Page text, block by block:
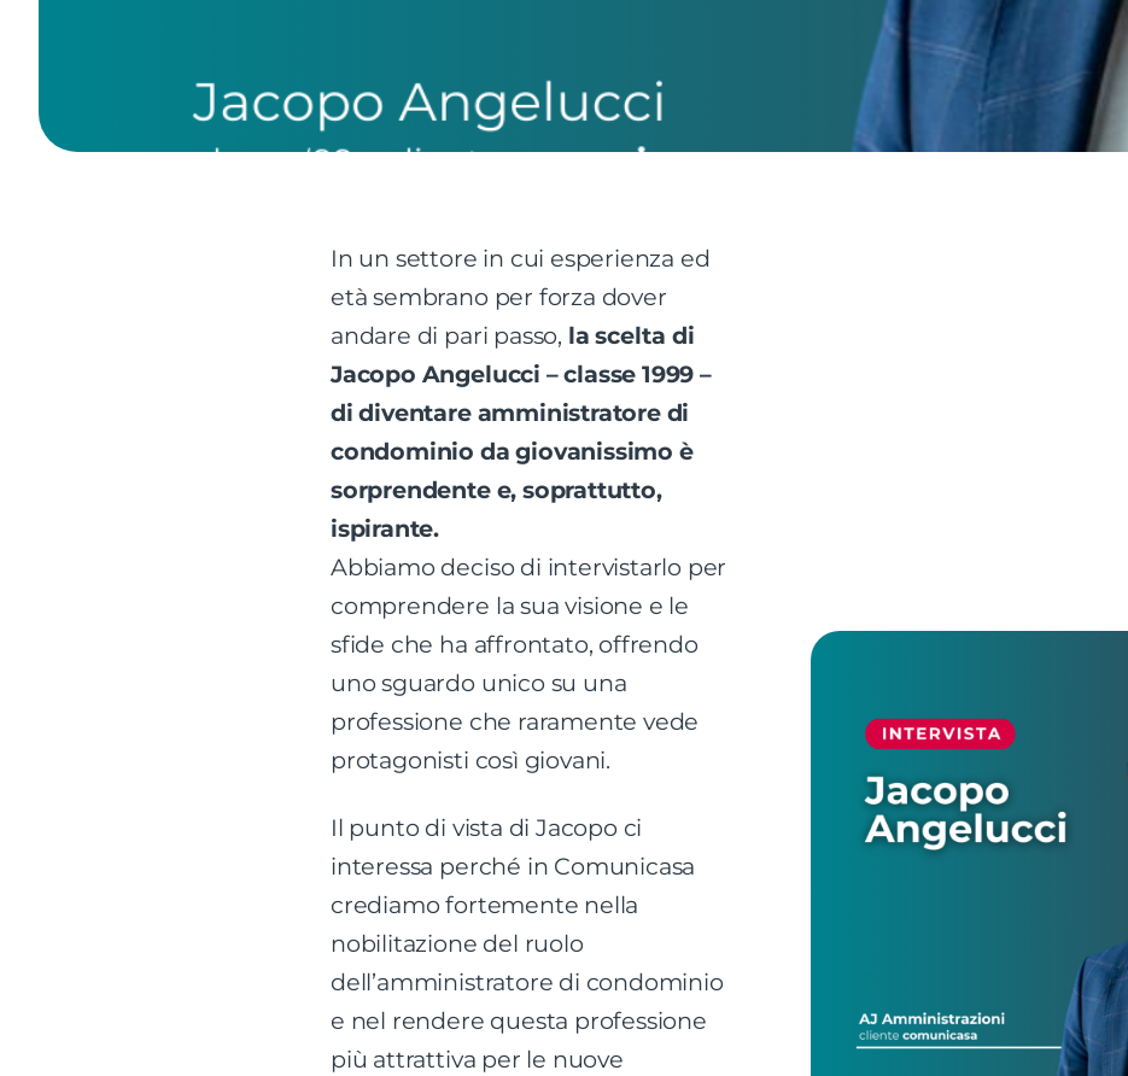
In un settore in cui esperienza ed
età sembrano per forza dover
andare di pari passo, la scelta di
Jacopo Angelucci – classe 1999 –
di diventare amministratore di
condominio da giovanissimo è
sorprendente e, soprattutto,
ispirante.
Abbiamo deciso di intervistarlo per
comprendere la sua visione e le
sfide che ha affrontato, offrendo
uno sguardo unico su una
professione che raramente vede
protagonisti così giovani.
Il punto di vista di Jacopo ci
interessa perché in Comunicasa
crediamo fortemente nella
nobilitazione del ruolo
dell’amministratore di condominio
e nel rendere questa professione
più attrattiva per le nuove